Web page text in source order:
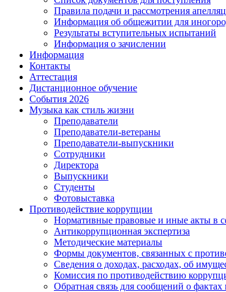
Правила подачи и рассмотрения
Информация об общежитии для
Результаты вступительных испытаний
Информация о зачислении
Информация
Контакты
Аттестация
Дистанционное обучение
События 2026
Музыка как стиль жизни
Преподаватели
Преподаватели-ветераны
Преподаватели-выпускники
Сотрудники
Директора
Выпускники
Студенты
Фотовыставка
Противодействие коррупции
Нормативные правовые и иные акты в
Антикоррупционная экспертиза
Методические материалы
Формы документов, связанных с
Сведения о доходах, расходах, об
Комиссия по противодействию
Обратная связь для сообщений о